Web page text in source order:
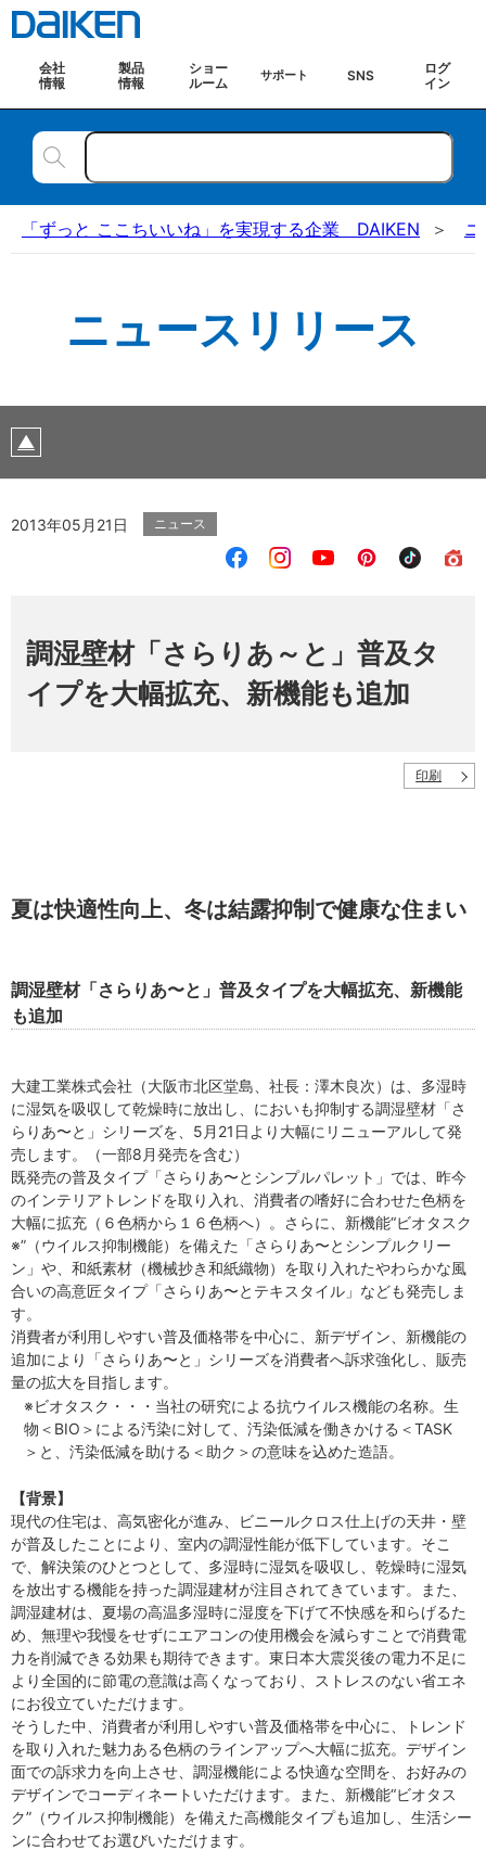
会社
情報
製品
情報
ショー
ルーム
サポート SNS
ログ
イン
「ずっと ここちいいね」を実現する企業 DAIKEN
ニュースリリース
2013年05月21日 ニュース
調湿壁材「さらりあ～と」普及タ
イプを大幅拡充、新機能も追加
印刷
夏は快適性向上、冬は結露抑制で健康な住まい
調湿壁材「さらりあ〜と」普及タイプを大幅拡充、新機能
も追加
大建工業株式会社（大阪市北区堂島、社長：澤木良次）は、多湿時
に湿気を吸収して乾燥時に放出し、においも抑制する調湿壁材「さ
らりあ〜と」シリーズを、5月21日より大幅にリニューアルして発
売します。（一部8月発売を含む）
既発売の普及タイプ「さらりあ〜とシンプルパレット」では、昨今
のインテリアトレンドを取り入れ、消費者の嗜好に合わせた色柄を
大幅に拡充（６色柄から１６色柄へ）。さらに、新機能“ビオタスク
※”（ウイルス抑制機能）を備えた「さらりあ〜とシンプルクリー
ン」や、和紙素材（機械抄き和紙織物）を取り入れたやわらかな風
合いの高意匠タイプ「さらりあ〜とテキスタイル」なども発売しま
す。
消費者が利用しやすい普及価格帯を中心に、新デザイン、新機能の
追加により「さらりあ〜と」シリーズを消費者へ訴求強化し、販売
量の拡大を目指します。
※ビオタスク・・・当社の研究による抗ウイルス機能の名称。生
物＜BIO＞による汚染に対して、汚染低減を働きかける＜TASK
＞と、汚染低減を助ける＜助ク＞の意味を込めた造語。
【背景】
現代の住宅は、高気密化が進み、ビニールクロス仕上げの天井・壁
が普及したことにより、室内の調湿性能が低下しています。そこ
で、解決策のひとつとして、多湿時に湿気を吸収し、乾燥時に湿気
を放出する機能を持った調湿建材が注目されてきています。また、
調湿建材は、夏場の高温多湿時に湿度を下げて不快感を和らげるた
め、無理や我慢をせずにエアコンの使用機会を減らすことで消費電
力を削減できる効果も期待できます。東日本大震災後の電力不足に
より全国的に節電の意識は高くなっており、ストレスのない省エネ
にお役立ていただけます。
そうした中、消費者が利用しやすい普及価格帯を中心に、トレンド
を取り入れた魅力ある色柄のラインアップへ大幅に拡充。デザイン
面での訴求力を向上させ、調湿機能による快適な空間を、お好みの
デザインでコーディネートいただけます。また、新機能“ビオタス
ク”（ウイルス抑制機能）を備えた高機能タイプも追加し、生活シー
ンに合わせてお選びいただけます。